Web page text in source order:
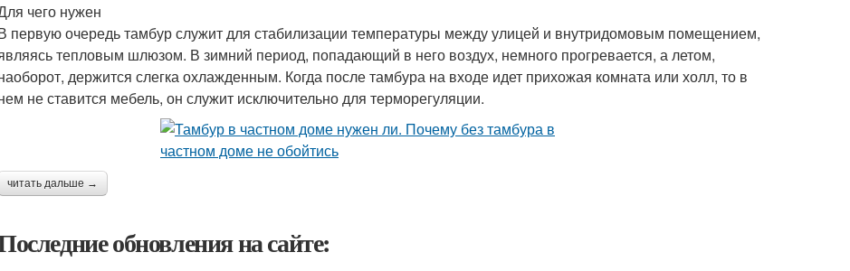
чего нужен
первую очередь тамбур служит для стабилизации температуры между улицей и внутридомовым помещением,
тепловым шлюзом. В зимний период, попадающий в него воздух, немного прогревается, а летом,
держится слегка охлажденным. Когда после тамбура на входе идет прихожая комната или холл, то в
не ставится мебель, он служит исключительно для терморегуляции.
читать дальше →
обновления на сайте: